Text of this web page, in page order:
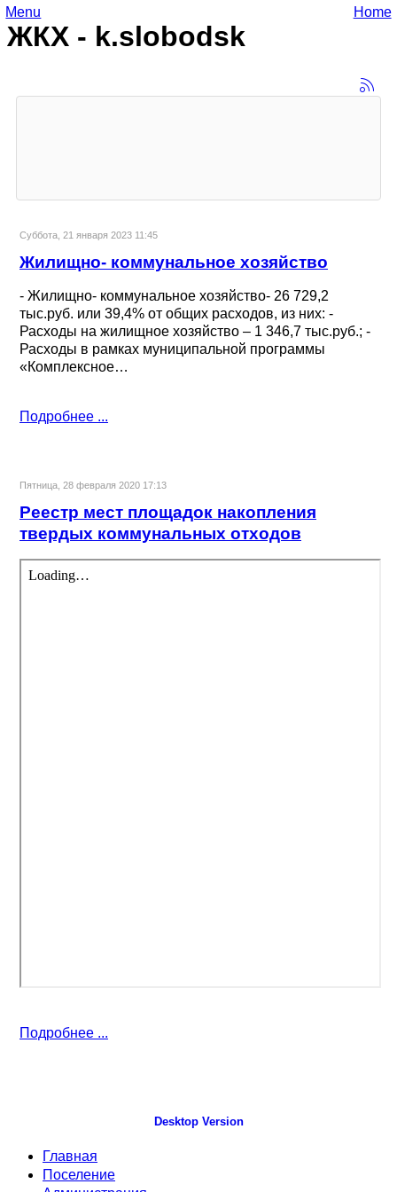
ЖКХ - k.slobodsk
Menu Home
Суббота, 21 января 2023 11:45
Жилищно- коммунальное хозяйство
- Жилищно- коммунальное хозяйство- 26 729,2
тыс.руб. или 39,4% от общих расходов, из них: -
Расходы на жилищное хозяйство – 1 346,7 тыс.руб.; -
Расходы в рамках муниципальной программы
«Комплексное…
Подробнее ...
Пятница, 28 февраля 2020 17:13
Реестр мест площадок накопления
твердых коммунальных отходов
Подробнее ...
Desktop Version
Главная
Поселение